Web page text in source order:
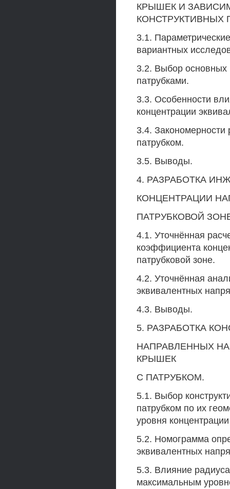
КРЫШЕК И
КОНСТРУКТИВНЫХ
3.1.
вариантных
3.2. Выбор основных
патрубками.
3.3. Особенности
концентрации
3.4.
патрубком.
3.5. Выводы.
4. РАЗРАБОТКА
КОНЦЕНТРАЦИИ
ПАТРУБКОВОЙ
4.1. Уточнённая
коэффициента
патрубковой зоне.
4.2. Уточнённая
эквивалентных
4.3. Выводы.
5. РАЗРАБОТКА
НАПРАВЛЕННЫХ
КРЫШЕК
С ПАТРУБКОМ.
5.1. Выбор
патрубком по их
уровня
5.2. Номограмма
эквивалентных
5.3. Влияние
максимальным